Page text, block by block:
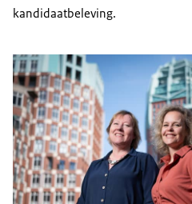
kandidaatbeleving.